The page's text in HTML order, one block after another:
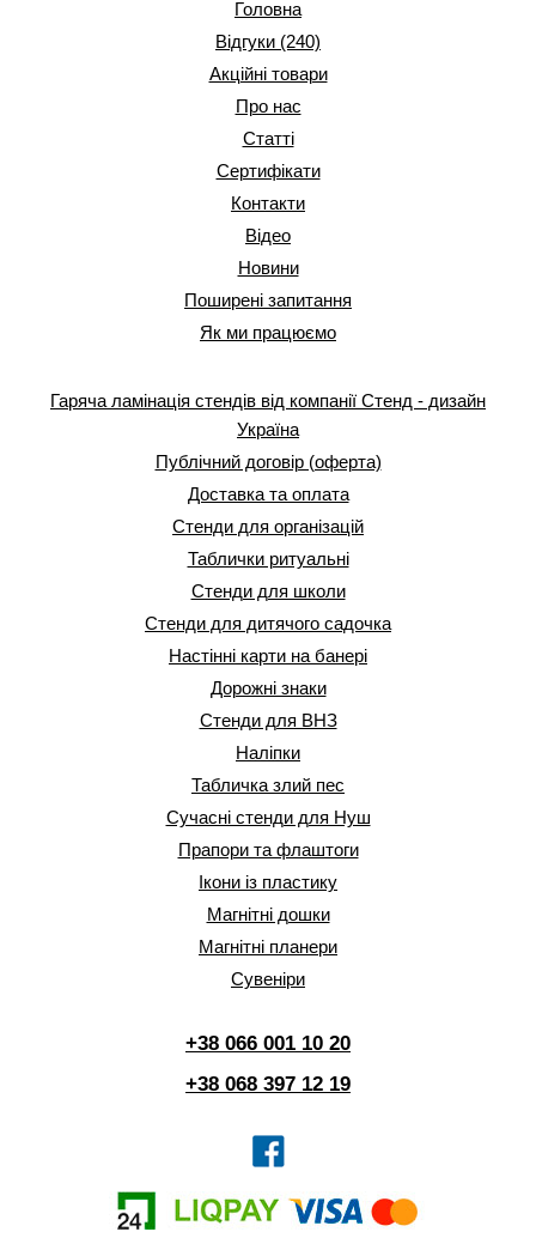
Головна
Відгуки (240)
Акційні товари
Про нас
Статті
Сертифікати
Контакти
Відео
Новини
Поширені запитання
Як ми працюємо
Гаряча ламінація стендів від компанії Стенд - дизайн
Україна
Публічний договір (оферта)
Доставка та оплата
Стенди для організацій
Таблички ритуальні
Стенди для школи
Стенди для дитячого садочка
Настінні карти на банері
Дорожні знаки
Стенди для ВНЗ
Наліпки
Табличка злий пес
Сучасні стенди для Нуш
Прапори та флаштоги
Ікони із пластику
Магнітні дошки
Магнітні планери
Сувеніри
+38 066 001 10 20
+38 068 397 12 19